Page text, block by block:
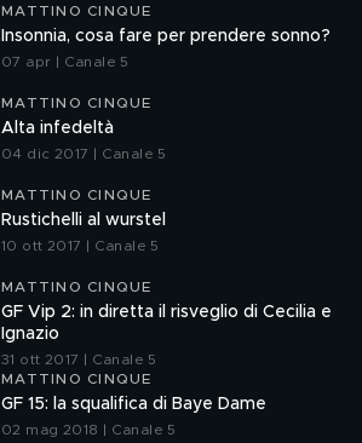
MATTINO CINQUE
Insonnia, cosa fare per prendere sonno?
07 apr | Canale 5
MATTINO CINQUE
Alta infedeltà
04 dic 2017 | Canale 5
MATTINO CINQUE
Rustichelli al wurstel
10 ott 2017 | Canale 5
MATTINO CINQUE
GF Vip 2: in diretta il risveglio di Cecilia e
Ignazio
31 ott 2017 | Canale 5
MATTINO CINQUE
GF 15: la squalifica di Baye Dame
02 mag 2018 | Canale 5